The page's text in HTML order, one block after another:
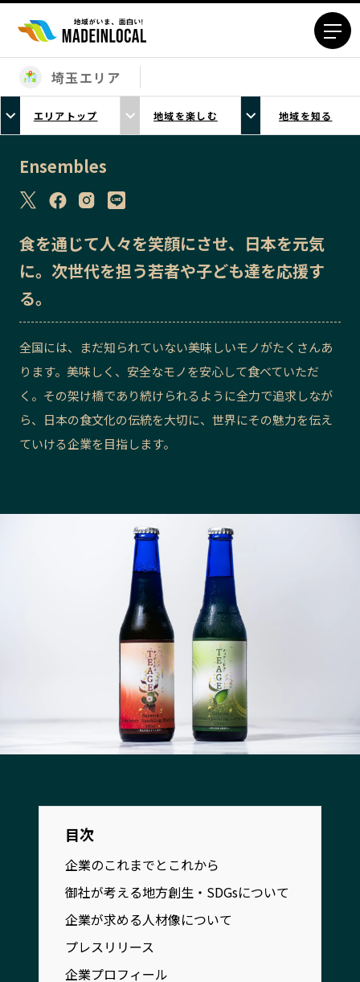
エリアから探す
北海道エリア
青森エリア
岩手エリア
福島エリア
埼玉エリア
千葉エリア
東京23区エリア
多摩エリア
神奈川エリア
福井エリア
山梨エリア
長野エリア
岐阜エリア
静岡エリア
愛知エリア
三重エリア
滋賀エリア
和歌山エリア
島根エリア
広島エリア
徳島エリア
愛媛エリア
福岡エリア
長崎エリア
大分エリア
鹿児島エリア
沖縄エリア
特集コンテンツ
Localist
SDGsの先駆者
イベント
埼玉エリア
エリアトップ 地域を楽しむ 地域を知る
Ensembles
食を通じて人々を笑顔にさせ、日本を元気
に。次世代を担う若者や子ども達を応援す
る。
全国には、まだ知られていない美味しいモノがたくさんあ
ります。美味しく、安全なモノを安心して食べていただ
く。その架け橋であり続けられるように全力で追求しなが
ら、日本の食文化の伝統を大切に、世界にその魅力を伝え
ていける企業を目指します。
目次
企業のこれまでとこれから
御社が考える地方創生・SDGsについて
企業が求める人材像について
プレスリリース
企業プロフィール